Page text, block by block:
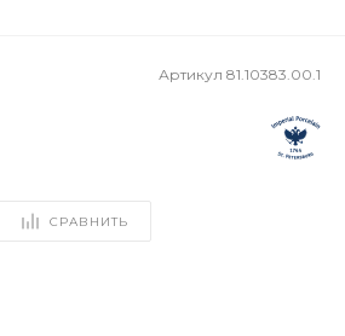
Артикул 81.10383.00.1
СРАВНИТЬ